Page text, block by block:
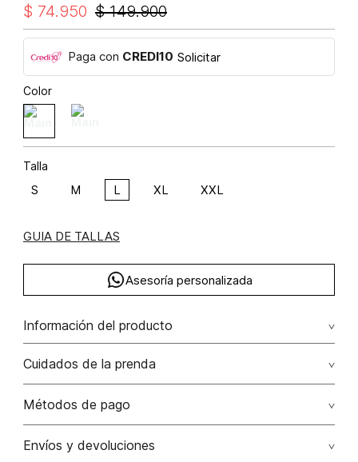
$ 149.900
$ 74.950
Paga con CREDI10 Solicitar
Color
Talla
S M L XL XXL
GUIA DE TALLAS
Asesoría personalizada
Información del producto
algodón 100% 100.00% algodón/cotton
Cuidados de la prenda
Lavar por separado / lavar separadamente. no remojar -
Métodos de pago
Tarjetas de crédito: Visa, Dinners, Master Card y American
Envíos y devoluciones